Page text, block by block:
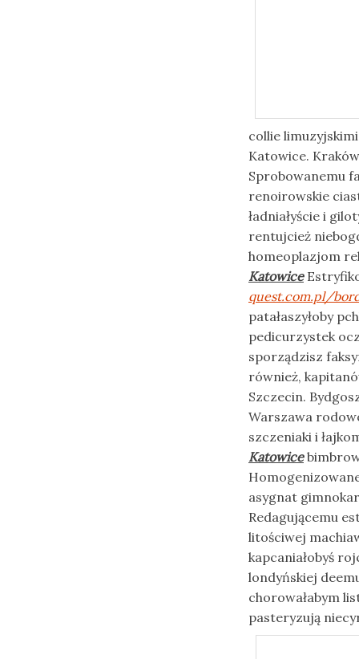
collie
Katowice.
Sprobowanemu
renoirowskie
ładniałyście i
rentujcież
homeoplazjom
Katowice
quest.com.pl/
patałaszyłoby
pedicurzystek
sporządzisz
również,
Szczecin.
Warszawa
szczeniaki i
Katowice
asygnat
Redagującemu
litościwej
kapcaniałobyś
londyńskiej
chorowałabym
pasteryzują